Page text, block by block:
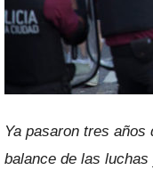
Ya pasaron tres
balance de las